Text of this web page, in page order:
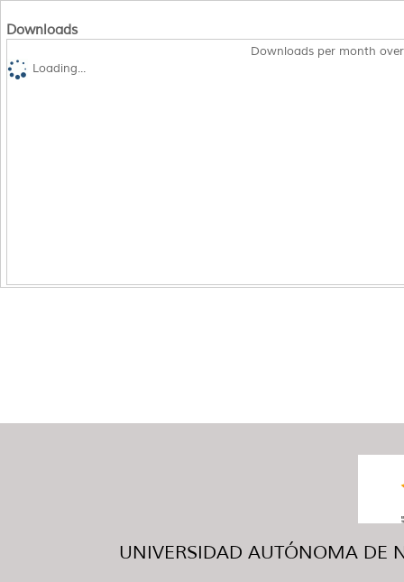
Downloads
Downloads per month
Loading...
UNIVERSIDAD AUTÓNOMA DE